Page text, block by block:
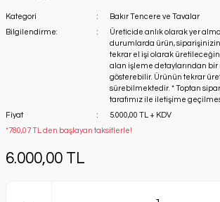
Kategori
Bakır Tencere ve Tavalar
Bilgilendirme:
Üreticide anlık olarak yer
durumlarda ürün, siparişinizin
tekrar el işi olarak
alan işleme detaylarından bir
gösterebilir. Ürünün tekrar
sürebilmektedir. * Toptan
tarafımız ile iletişime
Fiyat
5.000,00 TL + KDV
*780,07 TL den başlayan taksitlerle!
6.000,00 TL